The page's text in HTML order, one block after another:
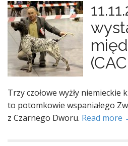
Trzy czołowe wyżły niemieckie
to potomkowie wspaniałego
z Czarnego Dworu. Read more